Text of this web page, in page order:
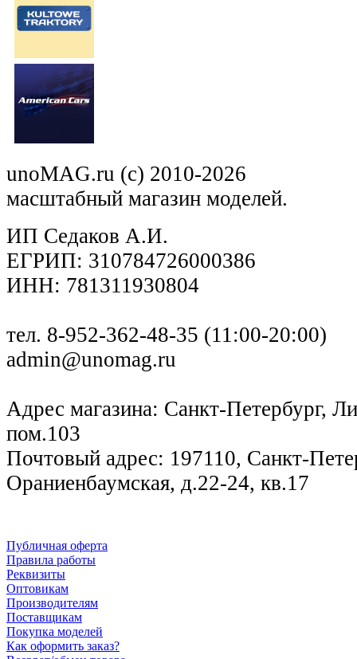
unoMAG.ru (c) 2010-2026
масштабный магазин моделей.
ИП Седаков А.И.
ЕГРИП: 310784726000386
ИНН: 781311930804
тел. 8-952-362-48-35 (11:00-20:00)
admin@unomag.ru
Адрес магазина: Санкт-Петербург,
пом.103
Почтовый адрес: 197110, Санкт-
Ораниенбаумская, д.22-24, кв.17
Публичная оферта
Правила работы
Реквизиты
Оптовикам
Производителям
Поставщикам
Покупка моделей
Как оформить заказ?